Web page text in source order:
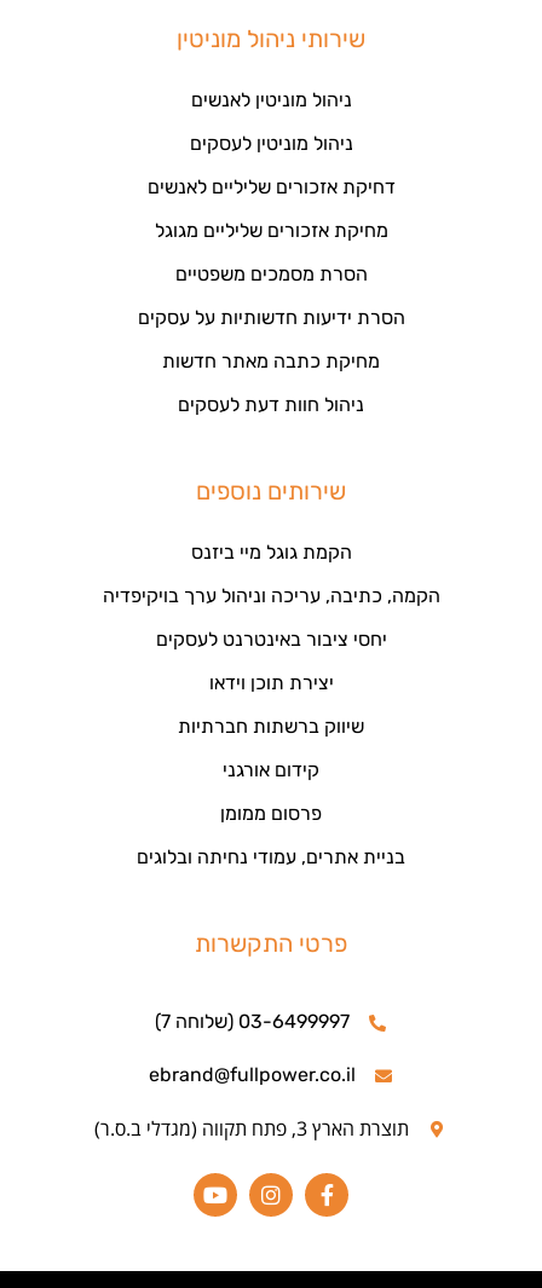
שירותי ניהול מוניטין
ניהול מוניטין לאנשים
ניהול מוניטין לעסקים
דחיקת אזכורים שליליים לאנשים
מחיקת אזכורים שליליים מגוגל
הסרת מסמכים משפטיים
הסרת ידיעות חדשותיות על עסקים
מחיקת כתבה מאתר חדשות
ניהול חוות דעת לעסקים
שירותים נוספים
הקמת גוגל מיי ביזנס
הקמה, כתיבה, עריכה וניהול ערך בויקיפדיה
יחסי ציבור באינטרנט לעסקים
יצירת תוכן וידאו
שיווק ברשתות חברתיות
קידום אורגני
פרסום ממומן
בניית אתרים, עמודי נחיתה ובלוגים
פרטי התקשרות
03-6499997 (שלוחה 7)
ebrand@fullpower.co.il
תוצרת הארץ 3, פתח תקווה (מגדלי ב.ס.ר)